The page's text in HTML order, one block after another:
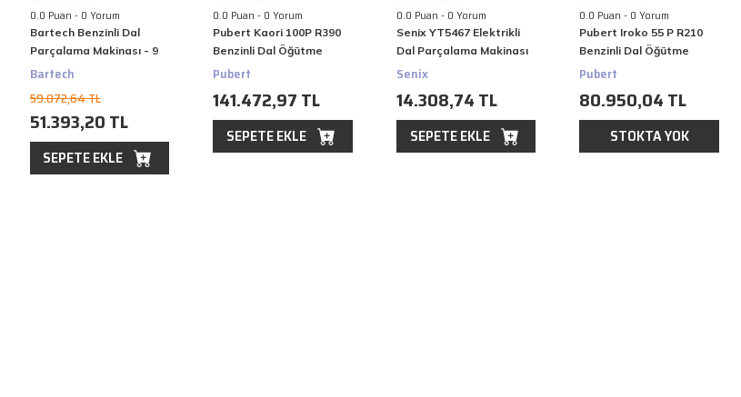
0.0 Puan - 0 Yorum
Bartech Benzinli Dal
Parçalama Makinası - 9
Hp, 5 Cm Dal
Bartech
59.072,64 TL
51.393,20 TL
SEPETE EKLE
0.0 Puan - 0 Yorum
Pubert Kaori 100P R390
Benzinli Dal Öğütme
Makinası
Pubert
141.472,97 TL
SEPETE EKLE
0.0 Puan - 0 Yorum
Senix YT5467 Elektrikli
Dal Parçalama Makinası
2500W
Senix
14.308,74 TL
SEPETE EKLE
0.0 Puan - 0 Yorum
Pubert Iroko 55 P R210
Benzinli Dal Öğütme
Makinesi
Pubert
80.950,04 TL
STOKTA YOK